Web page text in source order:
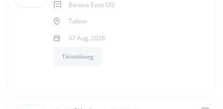
Barona Eesti OÜ
Tallinn
07 Aug, 2026
Täistööaeg